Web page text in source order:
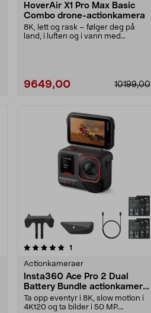
HoverAir X1 Pro Max Basic
Combo drone-actionkamera
8K, lett og rask – følger deg på
land, i luften og i vann med
9649,00 10199,00
1
Actionkameraer
Insta360 Ace Pro 2 Dual
Battery Bundle actionkamera
8K
Ta opp eventyr i 8K, slow motion i
4K120 og ta bilder i 50 MP.